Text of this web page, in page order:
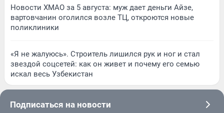
Новости ХМАО за 5 августа: муж дает деньги Айзе,
вартовчанин оголился возле ТЦ, откроются новые
поликлиники
«Я не жалуюсь». Строитель лишился рук и ног и стал
звездой соцсетей: как он живет и почему его семью
искал весь Узбекистан
Подписаться на новости